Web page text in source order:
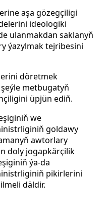
aşa gözegçiligi
ideologiki
ulanmakdan saklanyň
ýazylmak tejribesini
döretmek
metbugatyň
üpjün ediň.
we
goldawy
awtorlary
doly jogapkärçilik
ýa-da
pikirlerini
däldir.